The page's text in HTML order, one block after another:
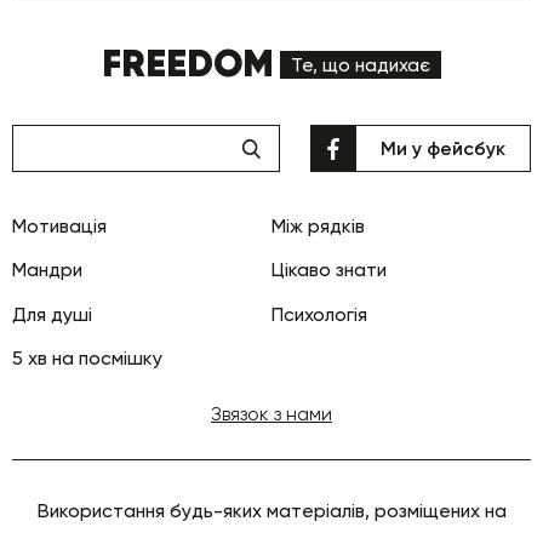
FREEDOM Те, що надихає
Мотивація
Між рядків
Мандри
Цікаво знати
Для душі
Психологія
5 хв на посмішку
Ми у фейсбук
Звязок з нами
Використання будь-яких матеріалів, розміщених на